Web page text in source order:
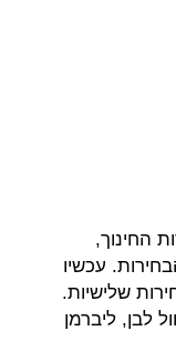
החינוך,
עכשיו
שלישיות.
לבן, ליברמן